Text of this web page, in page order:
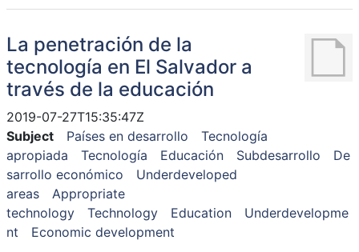
La penetración de la
tecnología en El Salvador a
través de la educación
2019-07-27T15:35:47Z
Subject
Países en desarrollo
Tecnología
apropiada
Tecnología Educación Subdesarrollo
De
sarrollo económico
Underdeveloped
areas
Appropriate
technology
Technology Education
Underdevelopme
nt
Economic development